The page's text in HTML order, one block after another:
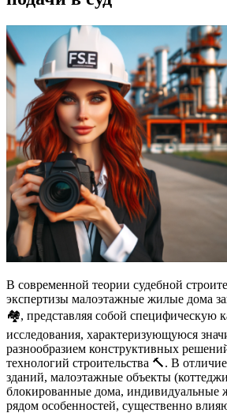
В современной теории судебной
экспертизы малоэтажные жилые дома
🏘️, представляя собой специфическую
исследования, характеризующуюся
разнообразием конструктивных
технологий строительства 🔨. В
зданий, малоэтажные объекты
блокированные дома, индивидуальные
рядом особенностей, существенно